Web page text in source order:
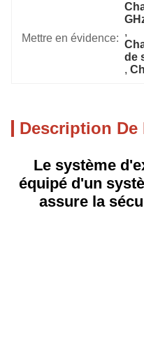
Mettre en évidence:
,
de
,
Description
Le système
équipé d'un
assure la